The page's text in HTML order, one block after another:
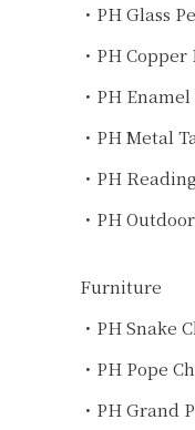
・PH Glass
・PH Copper
・PH
・PH Metal
・PH
・PH
Furniture
・PH Snake
・PH Pope
・PH Grand